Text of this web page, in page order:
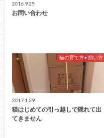
2016.9.25
お問い合わせ
猫の育て方• 飼い方
2017.1.29
猫はじめての引っ越しで隠れて出
てきません